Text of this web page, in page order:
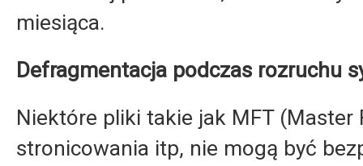
miesiąca.
Defragmentacja podczas rozruchu
Niektóre pliki takie jak MFT (Master
stronicowania itp, nie mogą być